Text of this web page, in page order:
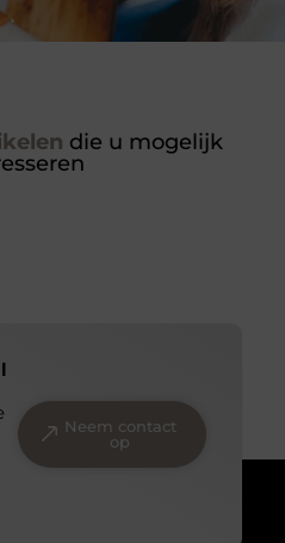
die u mogelijk
Neem contact
op